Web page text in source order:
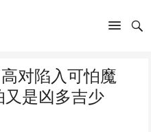
对陷入可怕魔
又是凶多吉少